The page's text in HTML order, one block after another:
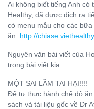
Ai không biết tiếng Anh có
Healthy, đã được dịch ra
có menu mẫu cho các bữa
ăn: http://
Nguyên văn bài viết của
trong bài viết kia:
MỘT SAI LẦM TAI HẠI!!!!
Để tự thực hành chế độ
sách và tài liệu gốc về Dr